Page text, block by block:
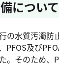
について
の水質汚濁防
PFOS及び
。そのため、